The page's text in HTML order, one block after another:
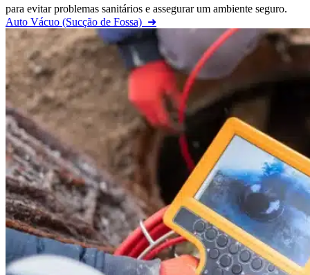
para evitar problemas sanitários e assegurar um ambiente seguro.
Auto Vácuo (Sucção de Fossa) ➜